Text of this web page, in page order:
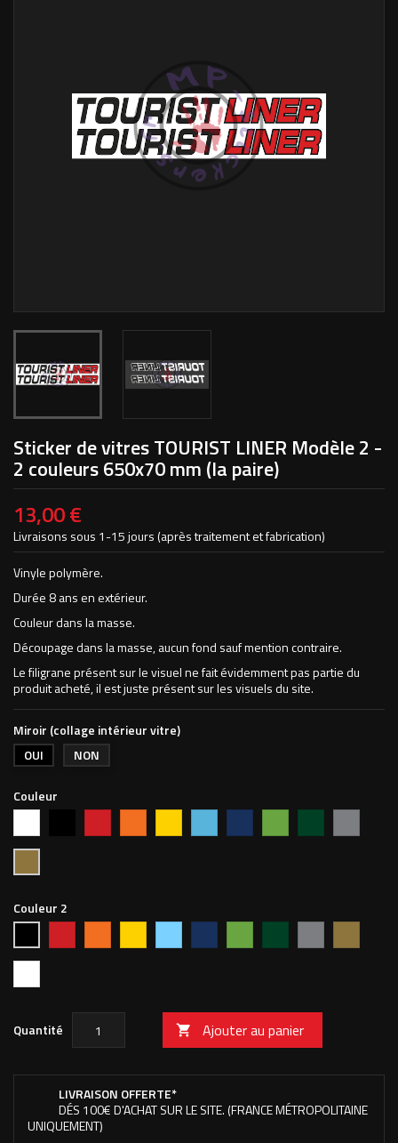
Sticker de vitres TOURIST LINER Modèle 2 -
2 couleurs 650x70 mm (la paire)
13,00 €
Livraisons sous 1-15 jours (après traitement et fabrication)
Vinyle polymère.
Durée 8 ans en extérieur.
Couleur dans la masse.
Découpage dans la masse, aucun fond sauf mention contraire.
Le filigrane présent sur le visuel ne fait évidemment pas partie du
produit acheté, il est juste présent sur les visuels du site.
Miroir (collage intérieur vitre)
OUI
NON
Couleur
vif
clair
foncé pommeforêt
Couleur 2
vif
ciel
foncé pommeforêt
Quantité  Ajouter au panier
LIVRAISON OFFERTE*
DÉS 100€ D'ACHAT SUR LE SITE. (FRANCE MÉTROPOLITAINE
UNIQUEMENT)